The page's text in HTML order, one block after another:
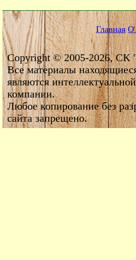
Главная О
Copyright © 2005-2026, СК
Все материалы
являются
компании.
Любое копирование без
сайта запрещено.